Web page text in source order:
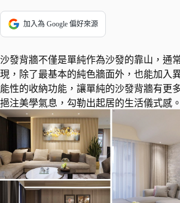
加入為 Google 偏好來源
沙發背牆不僅是單純作為沙發的靠山，通
現，除了最基本的純色牆面外，也能加入
能性的收納功能，讓單純的沙發背牆有更
挹注美學氣息，勾勒出起居的生活儀式感。